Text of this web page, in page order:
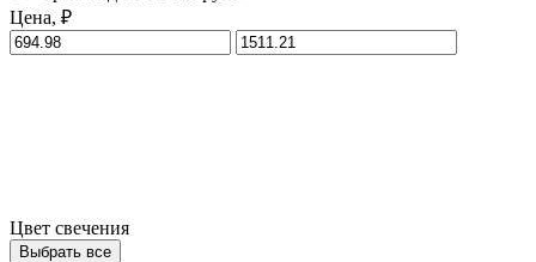
Цена, ₽
Цвет свечения
Выбрать все